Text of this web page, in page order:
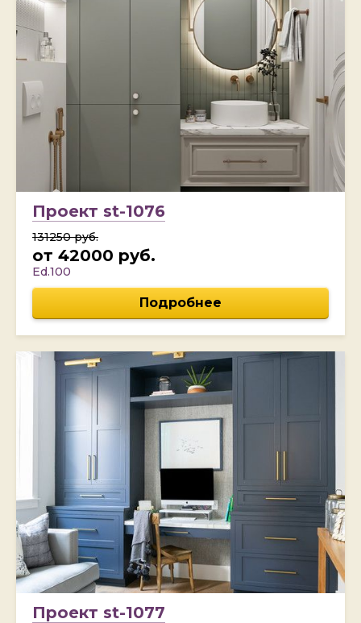
Проект st-1076
131250 руб.
от 42000 руб.
Ed.100
Подробнее
Проект st-1077